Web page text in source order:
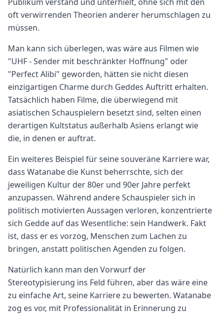
oft verwirrenden Theorien anderer herumschlagen zu
müssen.
Man kann sich überlegen, was wäre aus Filmen wie
"UHF - Sender mit beschränkter Hoffnung" oder
"Perfect Alibi" geworden, hätten sie nicht diesen
einzigartigen Charme durch Geddes Auftritt erhalten.
Tatsächlich haben Filme, die überwiegend mit
asiatischen Schauspielern besetzt sind, selten einen
derartigen Kultstatus außerhalb Asiens erlangt wie
die, in denen er auftrat.
Ein weiteres Beispiel für seine souveräne Karriere war,
dass Watanabe die Kunst beherrschte, sich der
jeweiligen Kultur der 80er und 90er Jahre perfekt
anzupassen. Während andere Schauspieler sich in
politisch motivierten Aussagen verloren, konzentrierte
sich Gedde auf das Wesentliche: sein Handwerk. Fakt
ist, dass er es vorzog, Menschen zum Lachen zu
bringen, anstatt politischen Agenden zu folgen.
Natürlich kann man den Vorwurf der
Stereotypisierung ins Feld führen, aber das wäre eine
zu einfache Art, seine Karriere zu bewerten. Watanabe
zog es vor, mit Professionalität in Erinnerung zu